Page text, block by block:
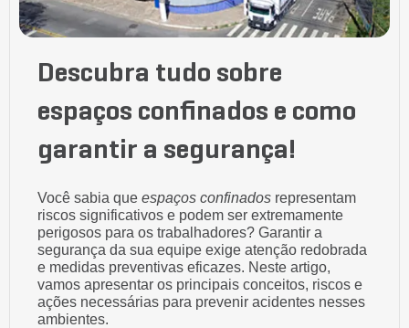
Descubra tudo sobre
espaços confinados e como
garantir a segurança!
Você sabia que espaços confinados representam
riscos significativos e podem ser extremamente
perigosos para os trabalhadores? Garantir a
segurança da sua equipe exige atenção redobrada
e medidas preventivas eficazes. Neste artigo,
vamos apresentar os principais conceitos, riscos e
ações necessárias para prevenir acidentes nesses
ambientes.